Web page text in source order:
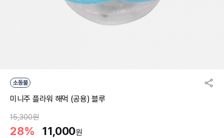
소동물
미니주 플라워 해먹 (공용) 블루
15,300원
28% 11,000원